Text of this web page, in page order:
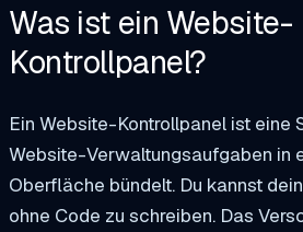
Was ist ein Website-
Kontrollpanel?
Ein Website-Kontrollpanel ist eine
Website-Verwaltungsaufgaben in
Oberfläche bündelt. Du kannst
ohne Code zu schreiben. Das